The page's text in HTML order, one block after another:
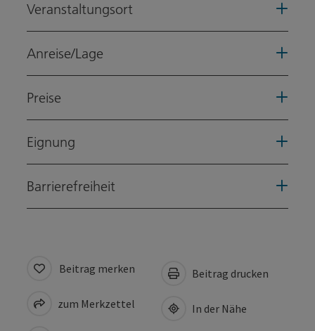
Veranstaltungsort
Anreise/Lage
Preise
Eignung
Barrierefreiheit
Beitrag merken
zum Merkzettel
Beitrag drucken
In der Nähe